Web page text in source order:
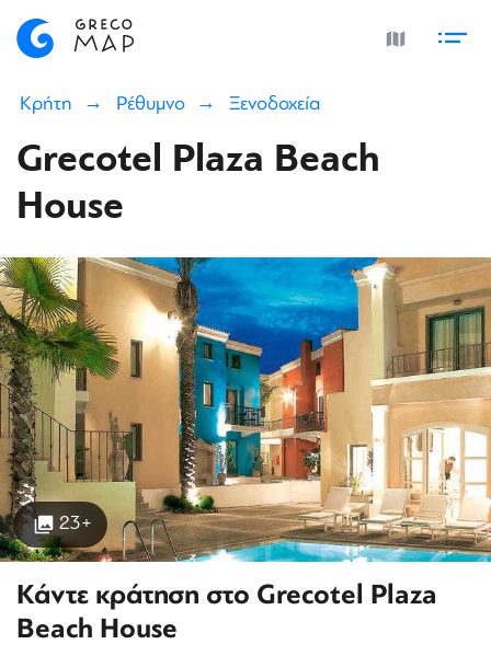
Κρήτη Ρέθυμνο Ξενοδοχεία
Grecotel Plaza Beach
House
23+
Κάντε κράτηση στο Grecotel Plaza
Beach House